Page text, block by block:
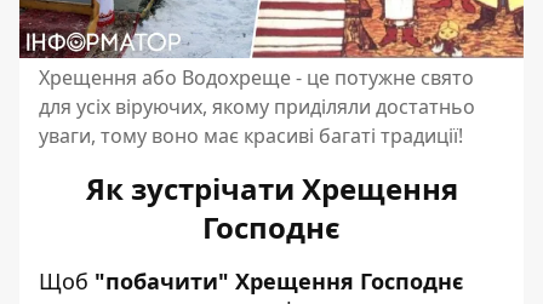
Хрещення або Водохреще - це потужне свято
для усіх віруючих, якому приділяли достатньо
уваги, тому воно має красиві багаті традиції!
Як зустрічати Хрещення
Господнє
Щоб "побачити" Хрещення Господнє